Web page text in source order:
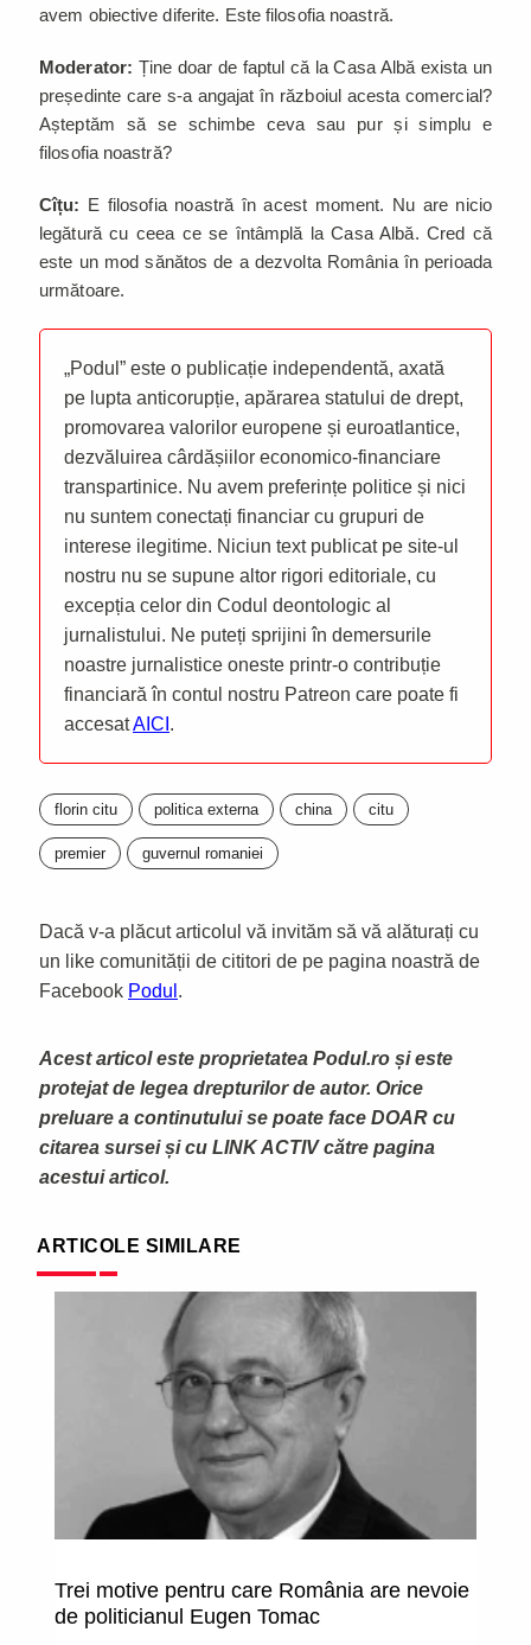
avem obiective diferite. Este filosofia noastră.
Moderator: Ține doar de faptul că la Casa Albă exista un
președinte care s-a angajat în războiul acesta comercial?
Așteptăm să se schimbe ceva sau pur și simplu e
filosofia noastră?
Cîțu: E filosofia noastră în acest moment. Nu are nicio
legătură cu ceea ce se întâmplă la Casa Albă. Cred că
este un mod sănătos de a dezvolta România în perioada
următoare.
„Podul” este o publicație independentă, axată
pe lupta anticorupție, apărarea statului de drept,
promovarea valorilor europene și euroatlantice,
dezvăluirea cârdășiilor economico-financiare
transpartinice. Nu avem preferințe politice și nici
nu suntem conectați financiar cu grupuri de
interese ilegitime. Niciun text publicat pe site-ul
nostru nu se supune altor rigori editoriale, cu
excepția celor din Codul deontologic al
jurnalistului. Ne puteți sprijini în demersurile
noastre jurnalistice oneste printr-o contribuție
financiară în contul nostru Patreon care poate fi
accesatAICI .
florin citu politica externa china citu
premier guvernul romaniei
Dacă v-a plăcut articolul vă invităm să vă alăturați cu
un like comunității de cititori de pe pagina noastră de
Facebook Podul .
Acest articol este proprietatea Podul.ro și este
protejat de legea drepturilor de autor. Orice
preluare a continutului se poate face DOAR cu
citarea sursei și cu LINK ACTIV către pagina
acestui articol.
ARTICOLE SIMILARE
Trei motive pentru care România are nevoie
de politicianul Eugen Tomac